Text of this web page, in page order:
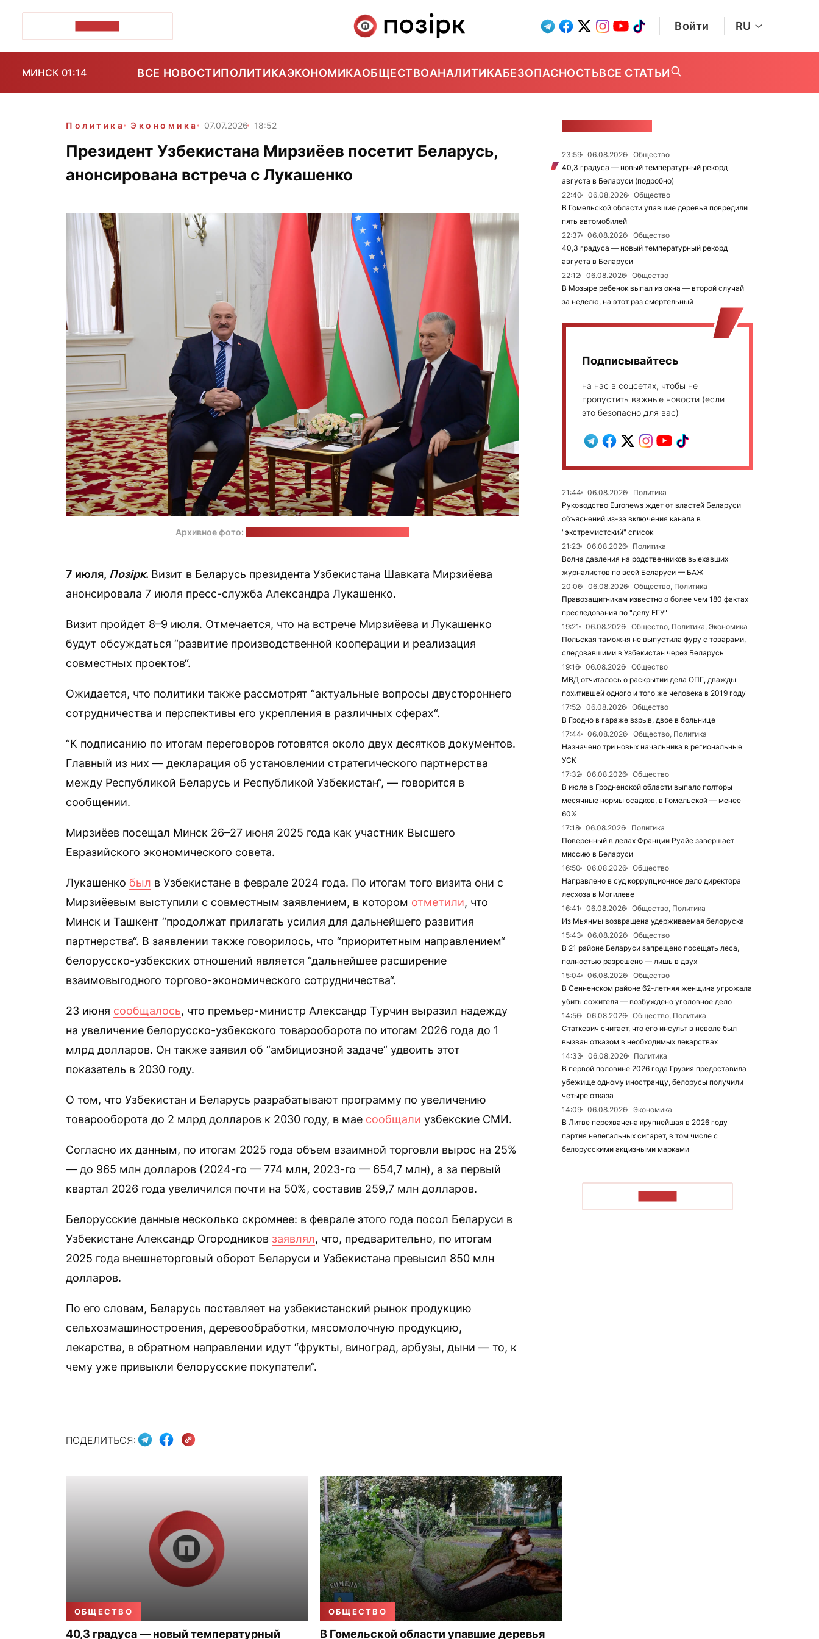
Войти RU
МИНСК 01:14 ВСЕ НОВОСТИПОЛИТИКАЭКОНОМИКАОБЩЕСТВОАНАЛИТИКАБЕЗОПАСНОСТЬВСЕ СТАТЬИ
Политика Экономика 07.07.2026 18:52
Президент Узбекистана Мирзиёев посетит Беларусь,
анонсирована встреча с Лукашенко
Архивное фото:
7 июля, Позірк. Визит в Беларусь президента Узбекистана Шавката Мирзиёева
анонсировала 7 июля пресс-служба Александра Лукашенко.
Визит пройдет 8–9 июля. Отмечается, что на встрече Мирзиёева и Лукашенко
будут обсуждаться “развитие производственной кооперации и реализация
совместных проектов“.
Ожидается, что политики также рассмотрят “актуальные вопросы двустороннего
сотрудничества и перспективы его укрепления в различных сферах“.
“К подписанию по итогам переговоров готовятся около двух десятков документов.
Главный из них — декларация об установлении стратегического партнерства
между Республикой Беларусь и Республикой Узбекистан“, — говорится в
сообщении.
Мирзиёев посещал Минск 26–27 июня 2025 года как участник Высшего
Евразийского экономического совета.
Лукашенко был в Узбекистане в феврале 2024 года. По итогам того визита они с
Мирзиёевым выступили с совместным заявлением, в котором отметили, что
Минск и Ташкент “продолжат прилагать усилия для дальнейшего развития
партнерства“. В заявлении также говорилось, что “приоритетным направлением“
белорусско-узбекских отношений является “дальнейшее расширение
взаимовыгодного торгово-экономического сотрудничества“.
23 июня сообщалось, что премьер-министр Александр Турчин выразил надежду
на увеличение белорусско-узбекского товарооборота по итогам 2026 года до 1
млрд долларов. Он также заявил об “амбициозной задаче“ удвоить этот
показатель в 2030 году.
О том, что Узбекистан и Беларусь разрабатывают программу по увеличению
товарооборота до 2 млрд долларов к 2030 году, в мае сообщали узбекские СМИ.
Согласно их данным, по итогам 2025 года объем взаимной торговли вырос на 25%
— до 965 млн долларов (2024-го — 774 млн, 2023-го — 654,7 млн), а за первый
квартал 2026 года увеличился почти на 50%, составив 259,7 млн долларов.
Белорусские данные несколько скромнее: в феврале этого года посол Беларуси в
Узбекистане Александр Огородников заявлял, что, предварительно, по итогам
2025 года внешнеторговый оборот Беларуси и Узбекистана превысил 850 млн
долларов.
По его словам, Беларусь поставляет на узбекистанский рынок продукцию
сельхозмашиностроения, деревообработки, мясомолочную продукцию,
лекарства, в обратном направлении идут “фрукты, виноград, арбузы, дыни — то, к
чему уже привыкли белорусские покупатели“.
ПОДЕЛИТЬСЯ:
ОБЩЕСТВО
40,3 градуса — новый температурный
ОБЩЕСТВО
В Гомельской области упавшие деревья
23:59 06.08.2026
Общество
40,3 градуса — новый температурный рекорд
августа в Беларуси (подробно)
22:40
06.08.2026
Общество
В Гомельской области упавшие деревья повредили
пять автомобилей
22:37
06.08.2026
Общество
40,3 градуса — новый температурный рекорд
августа в Беларуси
22:12
06.08.2026
Общество
В Мозыре ребенок выпал из окна — второй случай
за неделю, на этот раз смертельный
Подписывайтесь
на нас в соцсетях, чтобы не
пропустить важные новости (если
это безопасно для вас)
21:44 06.08.2026
Политика
Руководство Euronews ждет от властей Беларуси
объяснений из-за включения канала в
"экстремистский" список
21:23
06.08.2026
Политика
Волна давления на родственников выехавших
журналистов по всей Беларуси — БАЖ
20:06
06.08.2026
Общество, Политика
Правозащитникам известно о более чем 180 фактах
преследования по "делу ЕГУ"
19:21
06.08.2026
Общество, Политика, Экономика
Польская таможня не выпустила фуру с товарами,
следовавшими в Узбекистан через Беларусь
19:16
06.08.2026
Общество
МВД отчиталось о раскрытии дела ОПГ, дважды
похитившей одного и того же человека в 2019 году
17:52
06.08.2026
Общество
В Гродно в гараже взрыв, двое в больнице
17:44
06.08.2026
Общество, Политика
Назначено три новых начальника в региональные
УСК
17:32
06.08.2026
Общество
В июле в Гродненской области выпало полторы
месячные нормы осадков, в Гомельской — менее
60%
17:18
06.08.2026
Политика
Поверенный в делах Франции Руайе завершает
миссию в Беларуси
16:50
06.08.2026
Общество
Направлено в суд коррупционное дело директора
лесхоза в Могилеве
16:41
06.08.2026
Общество, Политика
Из Мьянмы возвращена удерживаемая белоруска
15:43
06.08.2026
Общество
В 21 районе Беларуси запрещено посещать леса,
полностью разрешено — лишь в двух
15:04
06.08.2026
Общество
В Сенненском районе 62-летняя женщина угрожала
убить сожителя — возбуждено уголовное дело
14:56
06.08.2026
Общество, Политика
Статкевич считает, что его инсульт в неволе был
вызван отказом в необходимых лекарствах
14:33
06.08.2026
Политика
В первой половине 2026 года Грузия предоставила
убежище одному иностранцу, белорусы получили
четыре отказа
14:09
06.08.2026
Экономика
В Литве перехвачена крупнейшая в 2026 году
партия нелегальных сигарет, в том числе с
белорусскими акцизными марками